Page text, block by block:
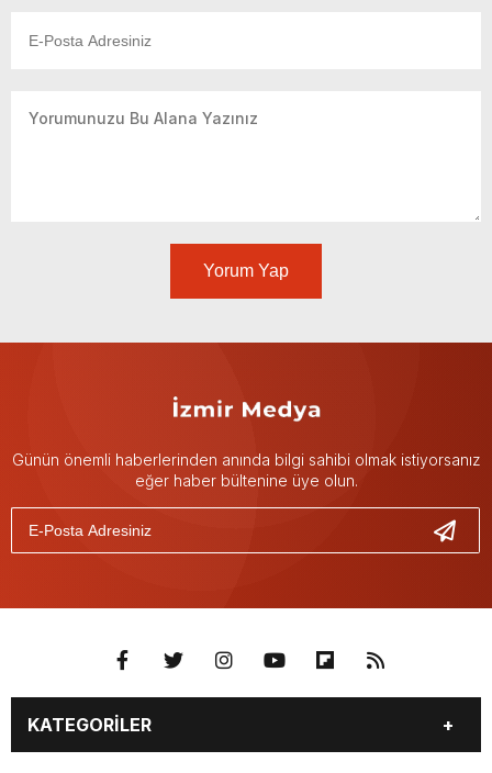
Yorum Yap
Günün önemli haberlerinden anında bilgi sahibi olmak istiyorsanız
eğer haber bültenine üye olun.
KATEGORİLER